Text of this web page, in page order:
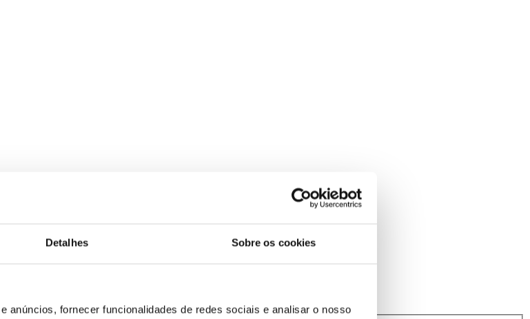
Detalhes Sobre os cookies
anúncios, fornecer funcionalidades de redes sociais e analisar o nosso